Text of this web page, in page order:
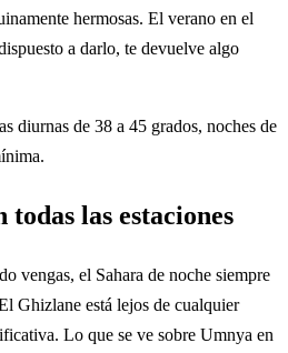
hermosas. El verano en el
a darlo, te devuelve algo
diurnas de 38 a 45 grados, noches de
las estaciones
vengas, el Sahara de noche siempre
Ghizlane está lejos de cualquier
Lo que se ve sobre Umnya en